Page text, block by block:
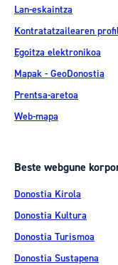
Lan-eskaintza
Kontratatzailearen
Egoitza elektronikoa
Mapak - GeoDonostia
Prentsa-aretoa
Web-mapa
Beste webgune
Donostia Kirola
Donostia Kultura
Donostia Turismoa
Donostia Sustapena